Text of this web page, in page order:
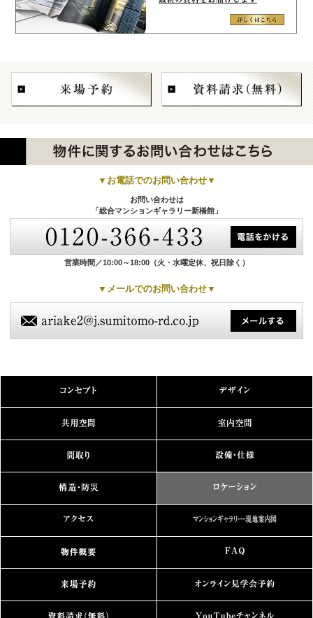
▼お電話でのお問い合わせ▼
お問い合わせは
「総合マンションギャラリー新橋館」
営業時間／10:00～18:00（火・水曜定休、祝日除く）
▼メールでのお問い合わせ▼